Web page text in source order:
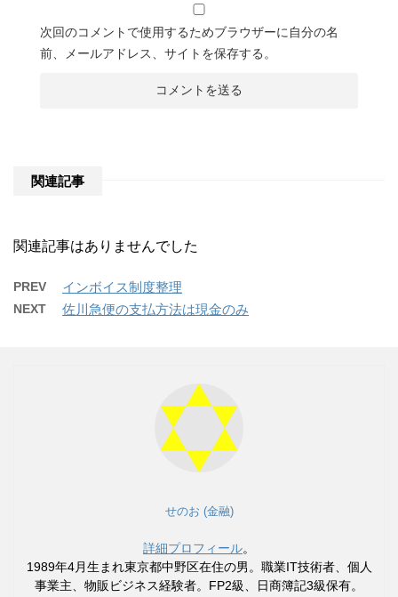
次回のコメントで使用するためブラウザーに自分の名
前、メールアドレス、サイトを保存する。
関連記事
関連記事はありませんでした
PREV インボイス制度整理
NEXT 佐川急便の支払方法は現金のみ
せのお (金融)
詳細プロフィール。
1989年4月生まれ東京都中野区在住の男。職業IT技術者、個人
事業主、物販ビジネス経験者。FP2級、日商簿記3級保有。